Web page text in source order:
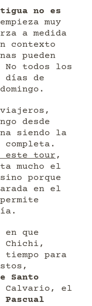
no es
muy
a medida
contexto
pueden
No todos los
días de
viajeros,
desde
siendo la
este tour,
mucho el
porque
en el
que
Chichi,
tiempo para
Santo
el
Pascual